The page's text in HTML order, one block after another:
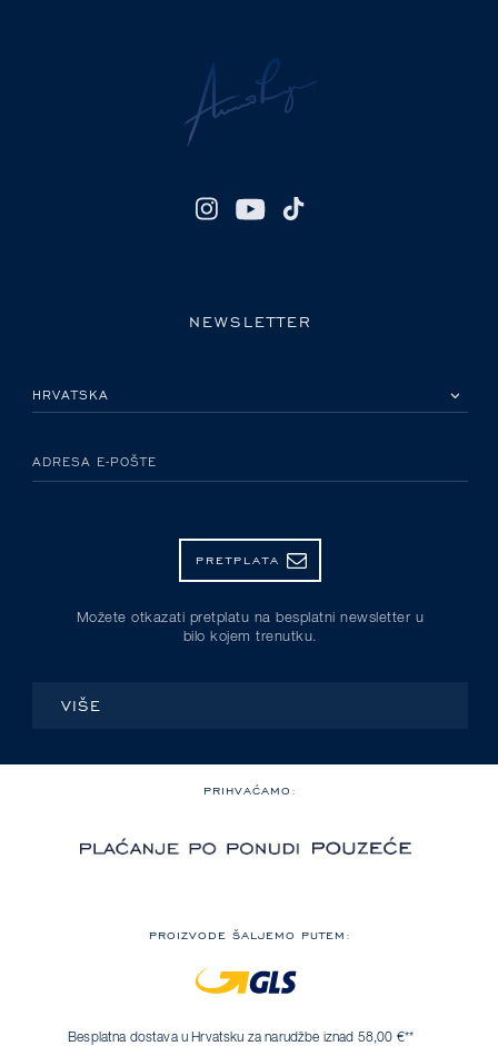
NEWSLETTER
ADRESA E-POŠTE
PRETPLATA
Možete otkazati pretplatu na besplatni newsletter u
bilo kojem trenutku.
VIŠE
PRIHVAĆAMO:
PROIZVODE ŠALJEMO PUTEM:
Besplatna dostava u Hrvatsku za narudžbe iznad 58,00 €**